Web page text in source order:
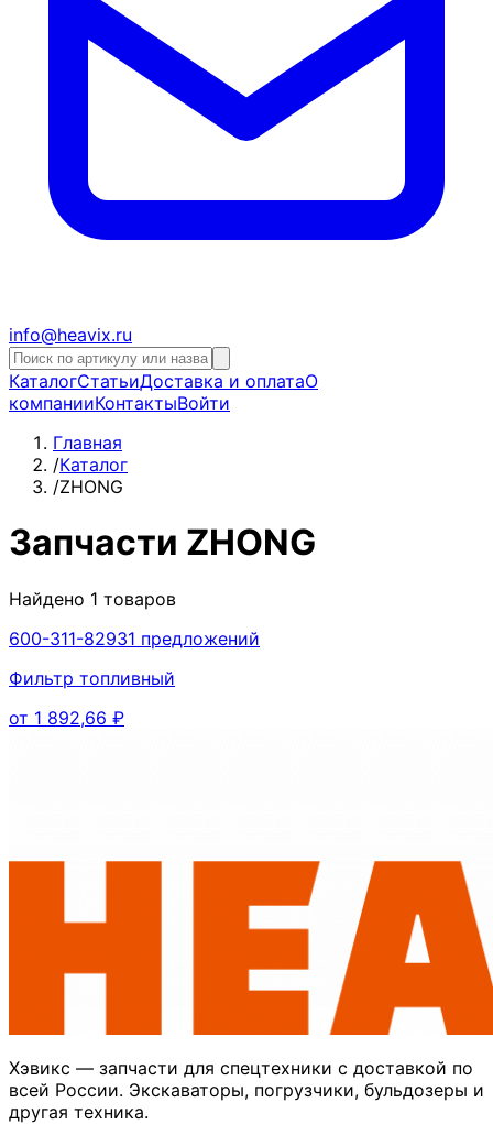
info@heavix.ru
КаталогСтатьиДоставка и оплатаО
компанииКонтактыВойти
Главная
/Каталог
/ZHONG
Запчасти ZHONG
Найдено 1 товаров
600-311-82931 предложений
Фильтр топливный
от 1 892,66 ₽
Хэвикс — запчасти для спецтехники с доставкой по
всей России. Экскаваторы, погрузчики, бульдозеры и
другая техника.